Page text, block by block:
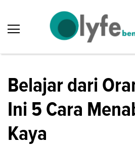
Belajar dari
Ini 5 Cara
Kaya